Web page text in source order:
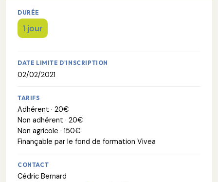
DURÉE
1 jour
DATE LIMITE D'INSCRIPTION
02/02/2021
TARIFS
Adhérent · 20€
Non adhérent · 20€
Non agricole · 150€
Finançable par le fond de formation Vivea
CONTACT
Cédric Bernard